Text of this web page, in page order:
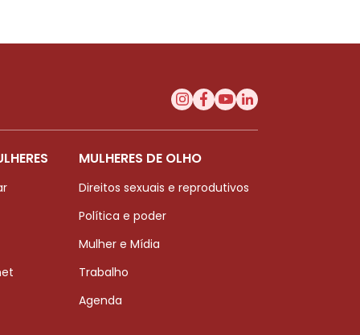
MULHERES DE OLHO
Direitos sexuais e reprodutivos
Política e poder
Mulher e Mídia
Trabalho
Agenda